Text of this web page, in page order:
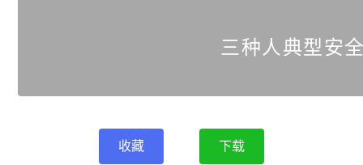
三种人典型安
收藏 下载